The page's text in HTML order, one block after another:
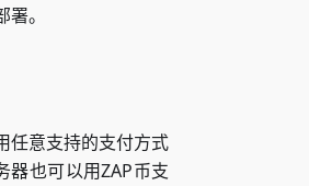
。
任意支持的支付方式
器也可以用ZAP币支